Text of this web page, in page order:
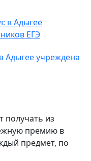
Адыгее учреждена
получать из
премию в
предмет, по